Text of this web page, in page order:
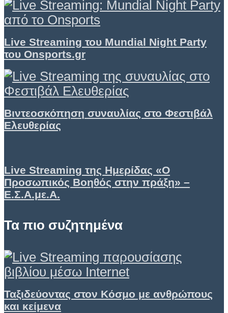
Live Streaming του Mundial Night Party
του Onsports.gr
Βιντεοσκόπηση συναυλίας στο Φεστιβάλ
Ελευθερίας
Live Streaming της Ημερίδας «Ο
Προσωπικός Βοηθός στην πράξη» –
Ε.Σ.Α.με.Α.
Τα πιο συζητημένα
Ταξιδεύοντας στον Κόσμο με ανθρώπους
και κείμενα